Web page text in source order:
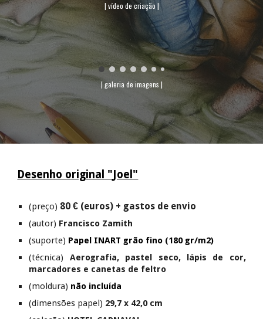
| vídeo de criação |
| galeria de imagens |
Desenho original " Joel "
(preço) 80 € (euros) + gastos de envio
(autor) Francisco Zamith
(suporte) Papel INART grão fino (180 gr/m2)
(técnica) Aerografia, pastel seco, lápis de cor,
marcadores e canetas de feltro
(moldura) não incluída
(dimensões papel) 29,7 x 42,0 cm